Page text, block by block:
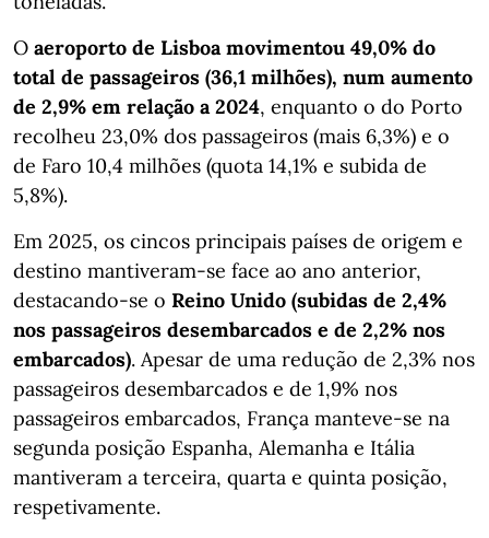
O aeroporto de Lisboa movimentou 49,0% do
total de passageiros (36,1 milhões), num aumento
de 2,9% em relação a 2024, enquanto o do Porto
recolheu 23,0% dos passageiros (mais 6,3%) e o
de Faro 10,4 milhões (quota 14,1% e subida de
5,8%).
Em 2025, os cincos principais países de origem e
destino mantiveram-se face ao ano anterior,
destacando-se o Reino Unido (subidas de 2,4%
nos passageiros desembarcados e de 2,2% nos
embarcados). Apesar de uma redução de 2,3% nos
passageiros desembarcados e de 1,9% nos
passageiros embarcados, França manteve-se na
segunda posição Espanha, Alemanha e Itália
mantiveram a terceira, quarta e quinta posição,
respetivamente.